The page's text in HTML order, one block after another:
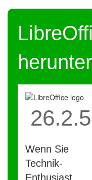
26.2.5
Wenn Sie
Technik-
Enthusiast,